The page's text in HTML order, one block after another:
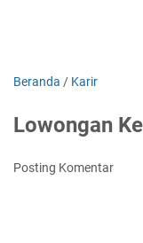
Beranda / Karir
Lowongan
Posting Komentar